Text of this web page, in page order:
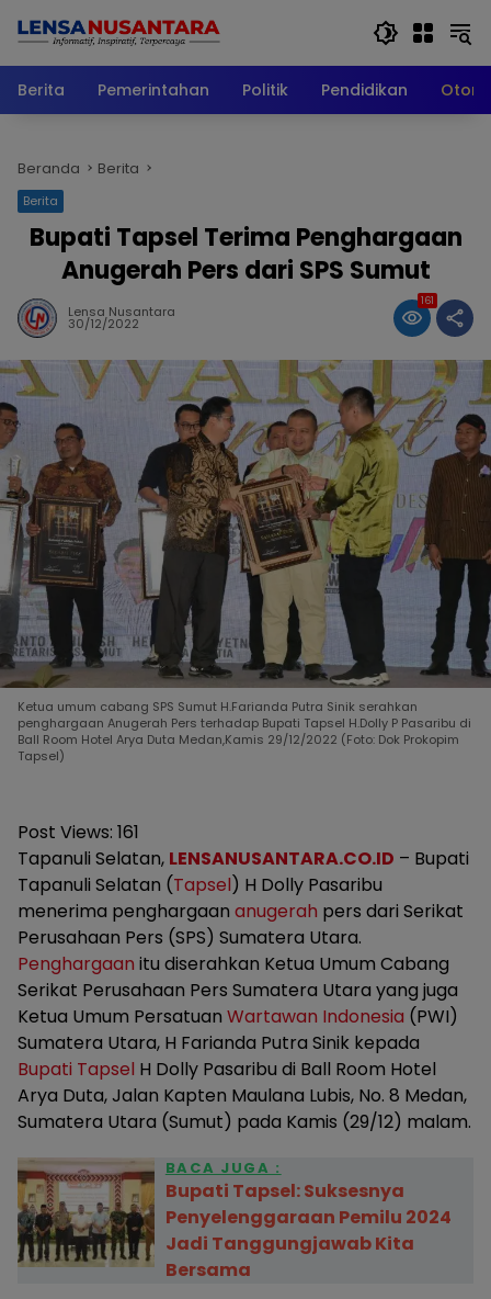
Berita
Pemerintahan Politik Pendidikan
Beranda Berita
Berita
Bupati Tapsel Terima Penghargaan
Anugerah Pers dari SPS Sumut
Lensa Nusantara
30/12/2022
161
Ketua umum cabang SPS Sumut H.Farianda Putra Sinik serahkan
penghargaan Anugerah Pers terhadap Bupati Tapsel H.Dolly P Pasaribu di
Ball Room Hotel Arya Duta Medan,Kamis 29/12/2022 (Foto: Dok Prokopim
Tapsel)
Post Views: 161
Tapanuli Selatan, LENSANUSANTARA.CO.ID – Bupati
Tapanuli Selatan (Tapsel) H Dolly Pasaribu
menerima penghargaan anugerah pers dari Serikat
Perusahaan Pers (SPS) Sumatera Utara.
Penghargaan itu diserahkan Ketua Umum Cabang
Serikat Perusahaan Pers Sumatera Utara yang juga
Ketua Umum Persatuan Wartawan Indonesia (PWI)
Sumatera Utara, H Farianda Putra Sinik kepada
Bupati Tapsel H Dolly Pasaribu di Ball Room Hotel
Arya Duta, Jalan Kapten Maulana Lubis, No. 8 Medan,
Sumatera Utara (Sumut) pada Kamis (29/12) malam.
BACA JUGA :
Bupati Tapsel: Suksesnya
Penyelenggaraan Pemilu 2024
Jadi Tanggungjawab Kita
Bersama